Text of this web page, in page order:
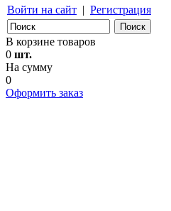
Войти на сайт | Регистрация
В корзине товаров
0 шт.
На сумму
0
Оформить заказ